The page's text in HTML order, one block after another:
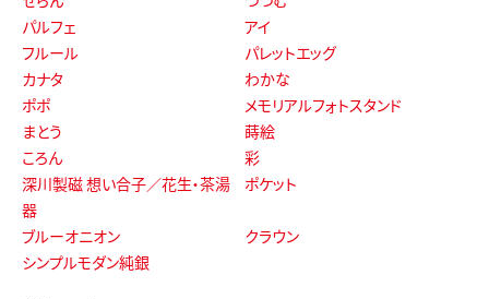
パルフェ
アイ
フルール
パレットエッグ
カナタ
わかな
ポポ
メモリアルフォトスタンド
まとう
蒔絵
ころん
彩
深川製磁 想い合子／花生・茶湯
器
ポケット
ブルーオニオン
クラウン
シンプルモダン純銀